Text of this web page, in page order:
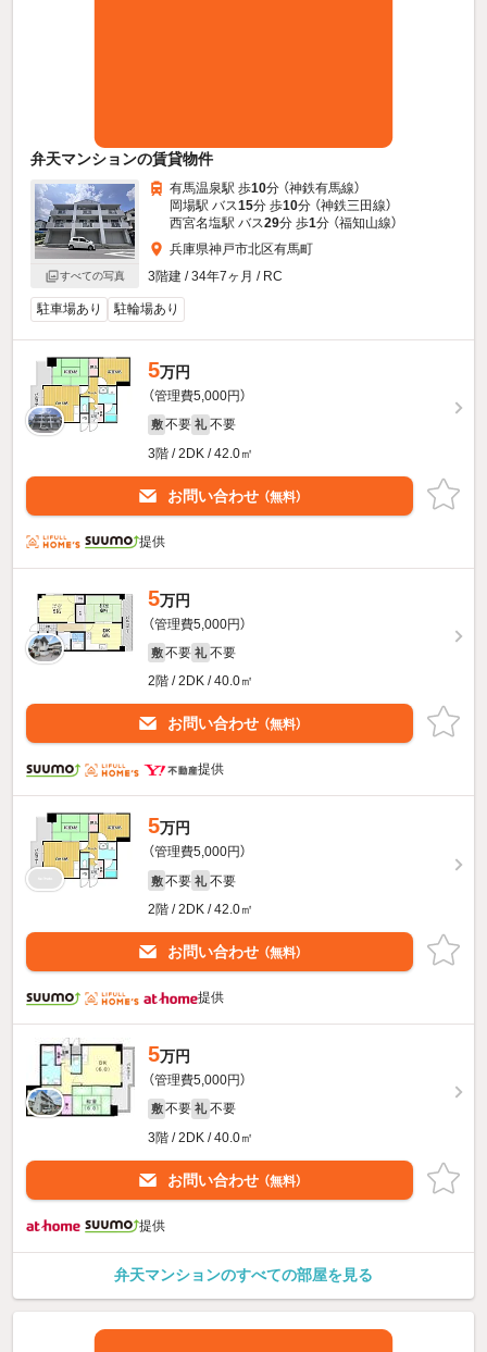
弁天マンションの賃貸物件
すべての写真
有馬温泉駅 歩10分 （神鉄有馬線）
岡場駅 バス15分 歩10分 （神鉄三田線）
西宮名塩駅 バス29分 歩1分 （福知山線）
兵庫県神戸市北区有馬町
3階建 / 34年7ヶ月 / RC
駐車場あり 駐輪場あり
5万円
（管理費5,000円）
敷 不要 礼 不要
3階 / 2DK / 42.0㎡
お問い合わせ （無料）
提供
5万円
（管理費5,000円）
敷 不要 礼 不要
2階 / 2DK / 40.0㎡
お問い合わせ （無料）
提供
5万円
（管理費5,000円）
敷 不要 礼 不要
2階 / 2DK / 42.0㎡
お問い合わせ （無料）
提供
5万円
（管理費5,000円）
敷 不要 礼 不要
3階 / 2DK / 40.0㎡
お問い合わせ （無料）
提供
弁天マンションのすべての部屋を見る